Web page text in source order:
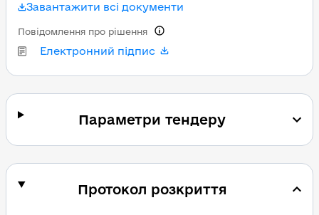
Завантажити всі документи
Електронний підпис
Повідомлення про рішення
Параметри тендеру
Протокол розкриття